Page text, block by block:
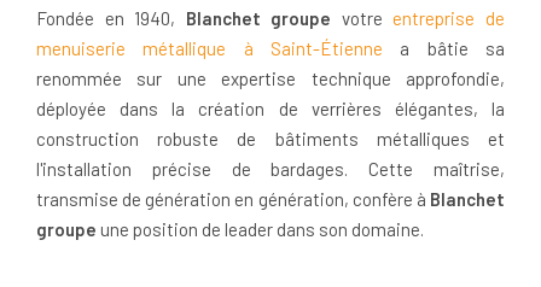
Fondée en 1940, Blanchet groupe votre entreprise de
menuiserie métallique à Saint-Étienne a bâtie sa
renommée sur une expertise technique approfondie,
déployée dans la création de verrières élégantes, la
construction robuste de bâtiments métalliques et
l'installation précise de bardages. Cette maîtrise,
transmise de génération en génération, confère à Blanchet
groupe une position de leader dans son domaine.